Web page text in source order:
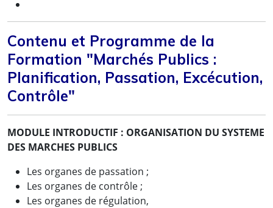
Contenu et Programme de la
Formation "Marchés Publics :
Planification, Passation, Excécution,
Contrôle"
MODULE INTRODUCTIF : ORGANISATION DU SYSTEME
DES MARCHES PUBLICS
Les organes de passation ;
Les organes de contrôle ;
Les organes de régulation,